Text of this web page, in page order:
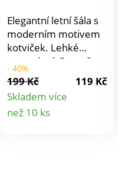
Elegantní letní šála s
moderním motivem
kotviček. Lehké
provedení. Rozměr:
70 x 180 cm.
Materiál: 35%
viskóza, 65%
polyester.
- 40%
199 Kč
119 Kč
Skladem více
než 10 ks